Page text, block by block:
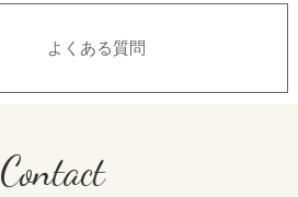
よくある質問
Contact